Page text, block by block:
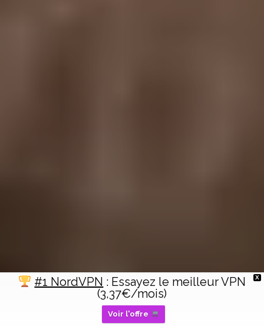
X
#1 NordVPN : Essayez le meilleur VPN
(3,37€/mois)
Voir l'offre